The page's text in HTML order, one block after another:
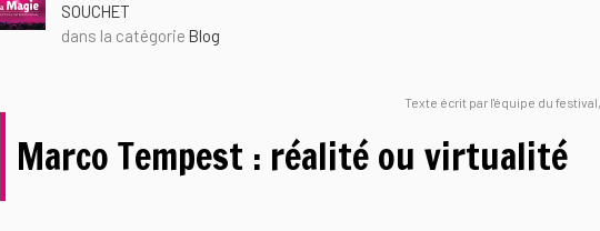
SOUCHET
dans la catégorie Blog
Texte écrit par l'équipe du
Marco Tempest : réalité ou virtualité